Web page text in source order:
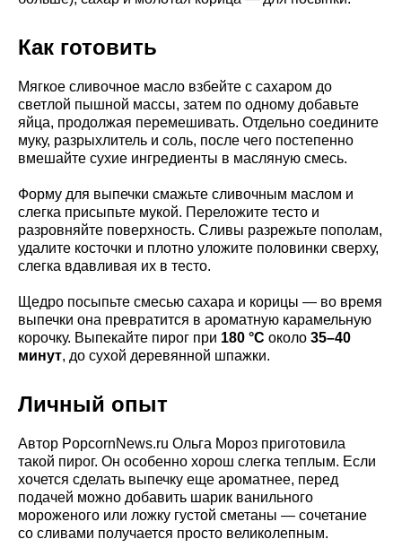
Как готовить
Мягкое сливочное масло взбейте с сахаром до
светлой пышной массы, затем по одному добавьте
яйца, продолжая перемешивать. Отдельно соедините
муку, разрыхлитель и соль, после чего постепенно
вмешайте сухие ингредиенты в масляную смесь.
Форму для выпечки смажьте сливочным маслом и
слегка присыпьте мукой. Переложите тесто и
разровняйте поверхность. Сливы разрежьте пополам,
удалите косточки и плотно уложите половинки сверху,
слегка вдавливая их в тесто.
Щедро посыпьте смесью сахара и корицы — во время
выпечки она превратится в ароматную карамельную
корочку. Выпекайте пирог при 180 °C около 35–40
минут, до сухой деревянной шпажки.
Личный опыт
Автор PopcornNews.ru Ольга Мороз приготовила
такой пирог. Он особенно хорош слегка теплым. Если
хочется сделать выпечку еще ароматнее, перед
подачей можно добавить шарик ванильного
мороженого или ложку густой сметаны — сочетание
со сливами получается просто великолепным.